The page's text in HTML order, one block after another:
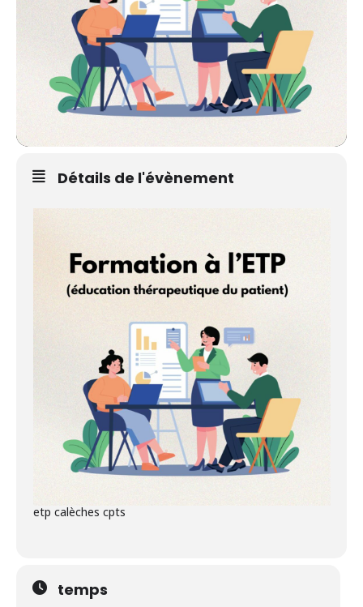
Détails de l'évènement
etp calèches cpts
temps